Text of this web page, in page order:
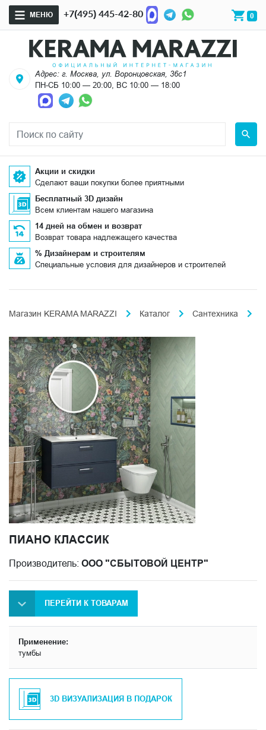
МЕНЮ +7(495) 445-42-80 0
Адрес: г. Москва, ул. Воронцовская, 36с1
ПН-СБ 10:00 — 20:00, ВС 10:00 — 18:00
Акции и скидки
Сделают ваши покупки более приятными
Бесплатный 3D дизайн
Всем клиентам нашего магазина
14 дней на обмен и возврат
Возврат товара надлежащего качества
% Дизайнерам и строителям
Специальные условия для дизайнеров и строителей
Магазин KERAMA MARAZZI Каталог Сантехника
ПИАНО КЛАССИК
Производитель: ООО "СБЫТОВОЙ ЦЕНТР"
ПЕРЕЙТИ К ТОВАРАМ
Применение:
тумбы
3D ВИЗУАЛИЗАЦИЯ В ПОДАРОК